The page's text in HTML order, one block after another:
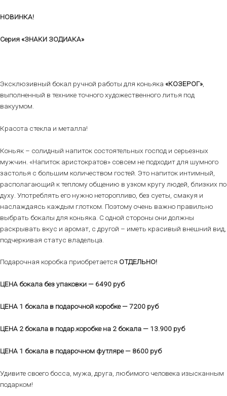
НОВИНКА!
Серия «ЗНАКИ ЗОДИАКА»
Эксклюзивный бокал ручной работы для коньяка «КОЗЕРОГ»,
выполненный в технике точного художественного литья под
вакуумом.
Красота стекла и металла!
Коньяк – солидный напиток состоятельных господ и серьезных
мужчин. «Напиток аристократов» совсем не подходит для шумного
застолья с большим количеством гостей. Это напиток интимный,
располагающий к теплому общению в узком кругу людей, близких по
духу. Употреблять его нужно неторопливо, без суеты, смакуя и
наслаждаясь каждым глотком. Поэтому очень важно правильно
выбрать бокалы для коньяка. С одной стороны они должны
раскрывать вкус и аромат, с другой – иметь красивый внешний вид,
подчеркивая статус владельца.
Подарочная коробка приобретается ОТДЕЛЬНО!
ЦЕНА бокала без упаковки — 6490 руб
ЦЕНА 1 бокала в подарочной коробке — 7200 руб
ЦЕНА 2 бокала в подар.коробке на 2 бокала — 13.900 руб
ЦЕНА 1 бокала в подарочном футляре — 8600 руб
Удивите своего босса, мужа, друга, любимого человека изысканным
подарком!